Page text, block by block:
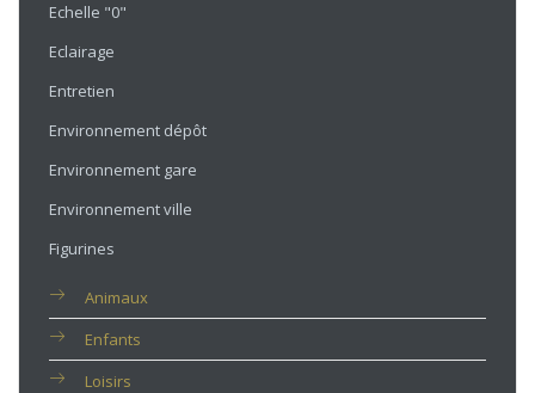
Echelle "0"
Eclairage
Entretien
Environnement dépôt
Environnement gare
Environnement ville
Figurines
Animaux
Enfants
Loisirs